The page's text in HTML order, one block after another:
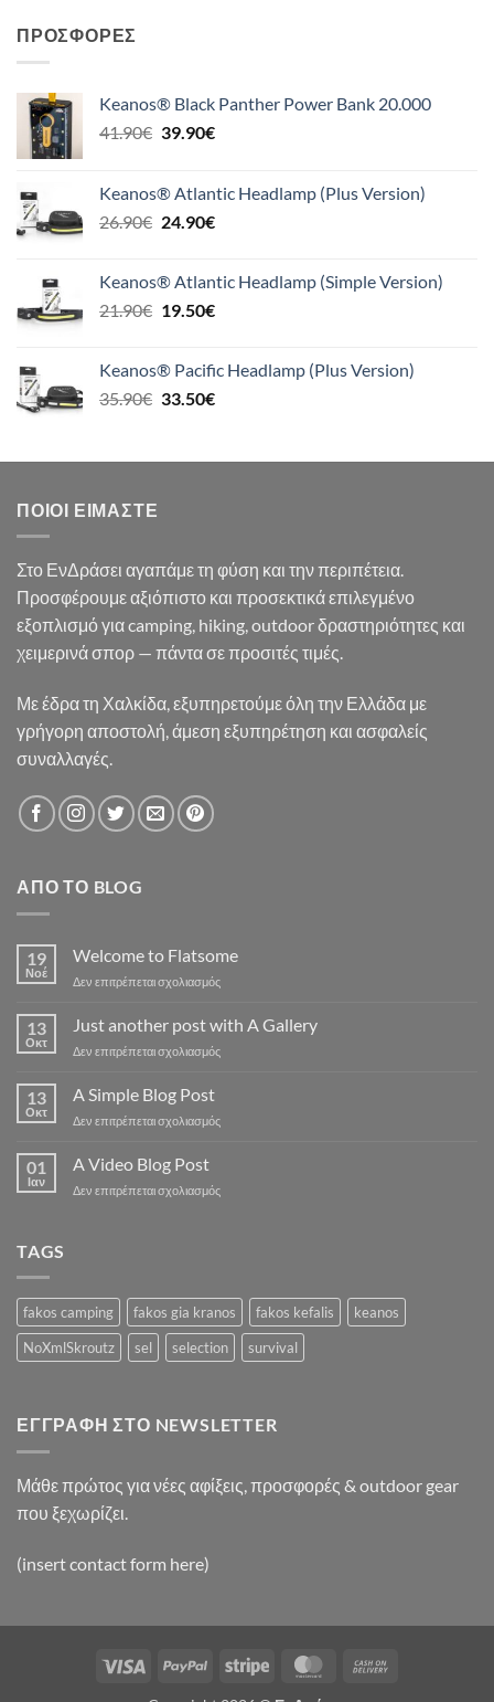
ΠΡΟΣΦΟΡΈΣ
Keanos® Black Panther Power Bank 20.000
41.90€ Original
41.90€.
39.90€Η
είναι:
39.90€.
Keanos® Atlantic Headlamp (Plus Version)
26.90€ Original
26.90€.
24.90€Η
είναι:
24.90€.
Keanos® Atlantic Headlamp (Simple Version)
21.90€ Original
21.90€.
19.50€Η
είναι:
19.50€.
Keanos® Pacific Headlamp (Plus Version)
35.90€ Original
35.90€.
33.50€Η
είναι:
ΠΟΙΟΙ ΕΊΜΑΣΤΕ
Στο ΕνΔράσει αγαπάμε τη φύση και την περιπέτεια.
Προσφέρουμε αξιόπιστο και προσεκτικά επιλεγμένο
εξοπλισμό για camping, hiking, outdoor δραστηριότητες και
χειμερινά σπορ — πάντα σε προσιτές τιμές.
Με έδρα τη Χαλκίδα, εξυπηρετούμε όλη την Ελλάδα με
γρήγορη αποστολή, άμεση εξυπηρέτηση και ασφαλείς
συναλλαγές.
ΑΠΌ ΤΟ BLOG
19
Νοέ
Welcome to Flatsome
Δεν επιτρέπεται σχολιασμόςστο
to
Flatsome
13
Οκτ
Just another post with A Gallery
Δεν επιτρέπεται σχολιασμόςστο
with
13
Οκτ
A Simple Blog Post
Δεν επιτρέπεται σχολιασμόςστο
Post
01
Ιαν
A Video Blog Post
Δεν επιτρέπεται σχολιασμόςστο
TAGS
fakos camping fakos gia kranos fakos kefalis
keanos
NoXmlSkroutz
sel selection survival
ΕΓΓΡΑΦΉ ΣΤΟ NEWSLETTER
Μάθε πρώτος για νέες αφίξεις, προσφορές & outdoor gear
που ξεχωρίζει.
(insert contact form here)
Visa PayPal Stripe MasterCard